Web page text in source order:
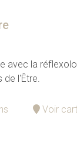
avec la
de l'Être.
Voir